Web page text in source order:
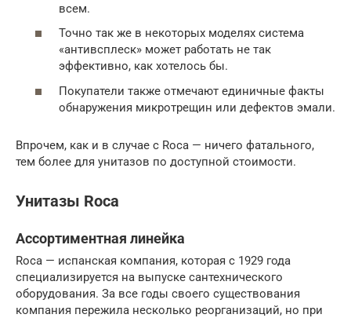
всем.
Точно так же в некоторых моделях система
«антивсплеск» может работать не так
эффективно, как хотелось бы.
Покупатели также отмечают единичные факты
обнаружения микротрещин или дефектов эмали.
Впрочем, как и в случае с Roca — ничего фатального,
тем более для унитазов по доступной стоимости.
Унитазы Roca
Ассортиментная линейка
Roca — испанская компания, которая с 1929 года
специализируется на выпуске сантехнического
оборудования. За все годы своего существования
компания пережила несколько реорганизаций, но при